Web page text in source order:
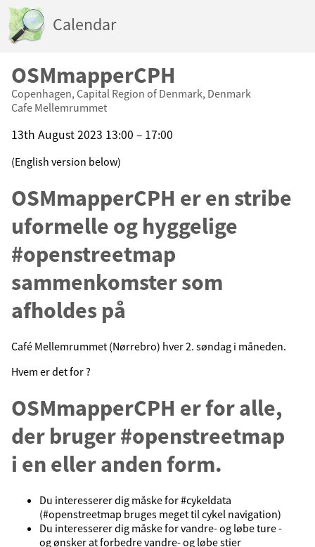
Calendar
OSMmapperCPH
Copenhagen, Capital Region of Denmark, Denmark
Cafe Mellemrummet
13th August 2023 13:00 – 17:00
(English version below)
OSMmapperCPH er en stribe
uformelle og hyggelige
#openstreetmap
sammenkomster som
afholdes på
Café Mellemrummet (Nørrebro) hver 2. søndag i måneden.
Hvem er det for ?
OSMmapperCPH er for alle,
der bruger #openstreetmap
i en eller anden form.
Du interesserer dig måske for #cykeldata
(#openstreetmap bruges meget til cykel navigation)
Du interesserer dig måske for vandre- og løbe ture -
og ønsker at forbedre vandre- og løbe stier